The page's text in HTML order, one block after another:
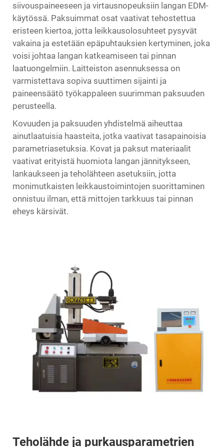
siivouspaineeseen ja virtausnopeuksiin langan EDM-
käytössä. Paksuimmat osat vaativat tehostettua
eristeen kiertoa, jotta leikkausolosuhteet pysyvät
vakaina ja estetään epäpuhtauksien kertyminen, joka
voisi johtaa langan katkeamiseen tai pinnan
laatuongelmiin. Laitteiston asennuksessa on
varmistettava sopiva suuttimen sijainti ja
paineensäätö työkappaleen suurimman paksuuden
perusteella.
Kovuuden ja paksuuden yhdistelmä aiheuttaa
ainutlaatuisia haasteita, jotka vaativat tasapainoisia
parametriasetuksia. Kovat ja paksut materiaalit
vaativat erityistä huomiota langan jännitykseen,
lankaukseen ja teholähteen asetuksiin, jotta
monimutkaisten leikkaustoimintojen suorittaminen
onnistuu ilman, että mittojen tarkkuus tai pinnan
eheys kärsivät.
Teholähde ja purkausparametrien